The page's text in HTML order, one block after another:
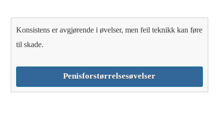
Konsistens er avgjørende i øvelser, men feil teknikk kan føre
til skade.
Penisforstørrelsesøvelser